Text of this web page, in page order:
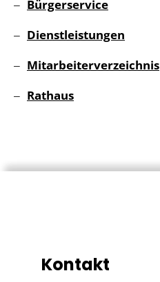
Bürgerservice
Dienstleistungen
Mitarbeiterverzeichnis
Rathaus
Kontakt